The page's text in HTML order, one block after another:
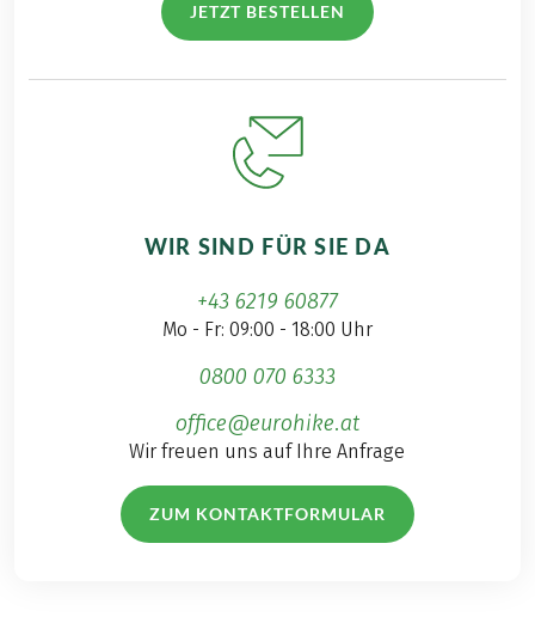
JETZT BESTELLEN
WIR SIND FÜR SIE DA
+43 6219 60877
Mo - Fr: 09:00 - 18:00 Uhr
0800 070 6333
office@eurohike.at
Wir freuen uns auf Ihre Anfrage
ZUM KONTAKTFORMULAR